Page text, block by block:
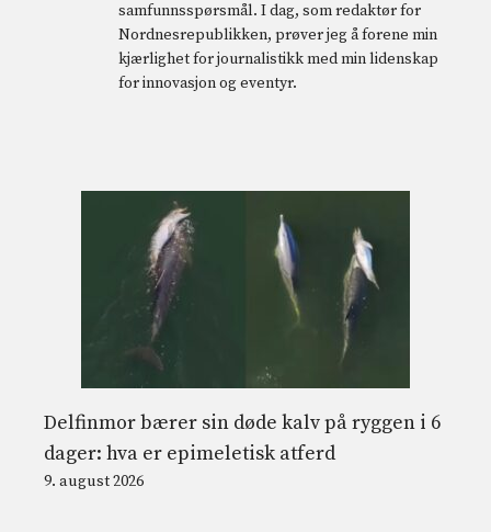
samfunnsspørsmål. I dag, som redaktør for
Nordnesrepublikken, prøver jeg å forene min
kjærlighet for journalistikk med min lidenskap
for innovasjon og eventyr.
Delfinmor bærer sin døde kalv på ryggen i 6
dager: hva er epimeletisk atferd
9. august 2026